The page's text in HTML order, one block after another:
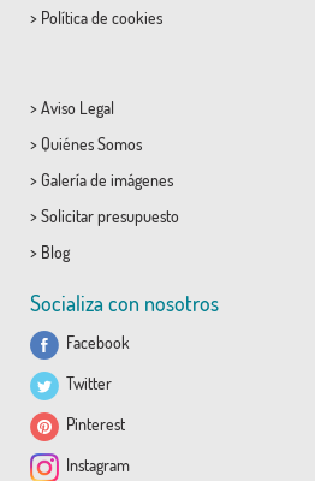
> Política de cookies
> Aviso Legal
> Quiénes Somos
> Galería de imágenes
> Solicitar presupuesto
> Blog
Socializa con nosotros
Facebook
Twitter
Pinterest
Instagram